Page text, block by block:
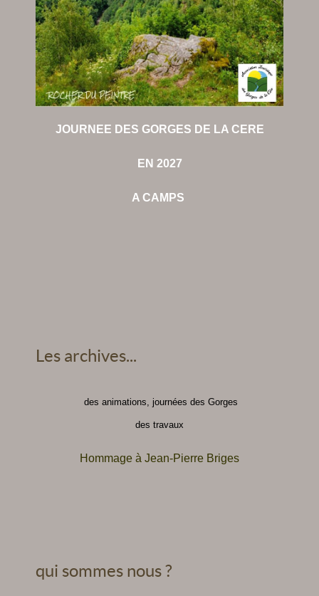
JOURNEE DES GORGES DE LA CERE
EN 2027
A CAMPS
Les archives...
des animations, journées des Gorges
des travaux
Hommage à Jean-Pierre Briges
qui sommes nous ?